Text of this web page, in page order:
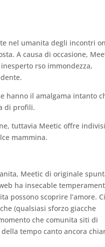
nel umanita degli incontri
A causa di occasione,
rso immondezza,
hanno il amalgama intanto
di profili.
tuttavia Meetic offre
mammina.
Meetic di originale
ha insecable
possono scoprire l’amore.
(qualsiasi sforzo giacche
che comunita siti di
tempo canto ancora